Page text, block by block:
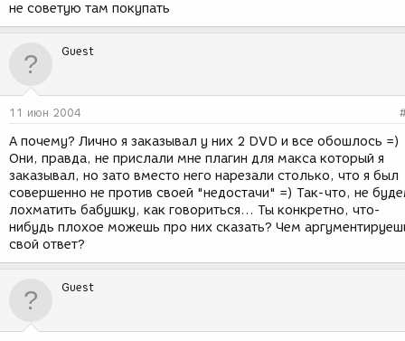
не советую там покупать
Guest
11 июн 2004
А почему? Лично я заказывал у них 2 DVD и все обошлось =)
Они, правда, не прислали мне плагин для макса который я
заказывал, но зато вместо него нарезали столько, что я был
совершенно не против своей "недостачи" =) Так-что, не
лохматить бабушку, как говориться... Ты конкретно, что-
нибудь плохое можешь про них сказать? Чем
свой ответ?
Guest